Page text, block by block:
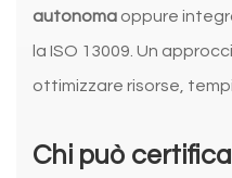
autonoma oppure
la ISO 13009. Un
ottimizzare risorse,
Chi può